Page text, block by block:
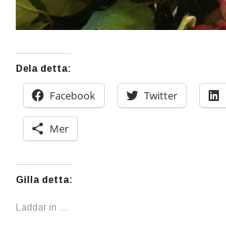
Dela detta:
Facebook Twitter
Mer
Gilla detta:
Laddar in …